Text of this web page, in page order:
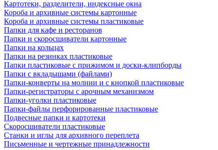
Картотеки, разделители, индексные окна
Короба и архивные системы картонные
Короба и архивные системы пластиковые
Папки для кафе и ресторанов
Папки и скоросшиватели картонные
Папки на кольцах
Папки на резинках пластиковые
Папки пластиковые с прижимом и доски-клипборды
Папки с вкладышами (файлами)
Папки-конверты на молнии и с кнопкой пластиковые
Папки-регистраторы с арочным механизмом
Папки-уголки пластиковые
Папки-файлы перфорированные пластиковые
Подвесные папки и картотеки
Скоросшиватели пластиковые
Станки и иглы для архивного переплета
Письменные и чертежные принадлежности